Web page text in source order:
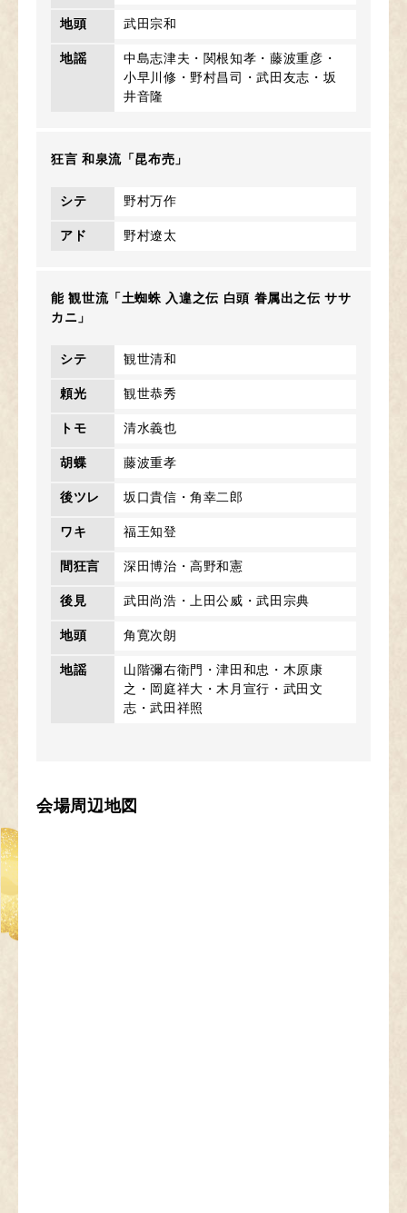
地頭 武田宗和
地謡
中島志津夫・関根知孝・藤波重彦・
小早川修・野村昌司・武田友志・坂
井音隆
狂言 和泉流「昆布売」
シテ 野村万作
アド 野村遼太
能 観世流「土蜘蛛 入違之伝 白頭 眷属出之伝 ササ
カニ」
シテ 観世清和
頼光 観世恭秀
トモ 清水義也
胡蝶 藤波重孝
後ツレ 坂口貴信・角幸二郎
ワキ 福王知登
間狂言 深田博治・高野和憲
後見 武田尚浩・上田公威・武田宗典
地頭 角寛次朗
地謡
山階彌右衛門・津田和忠・木原康
之・岡庭祥大・木月宣行・武田文
志・武田祥照
会場周辺地図